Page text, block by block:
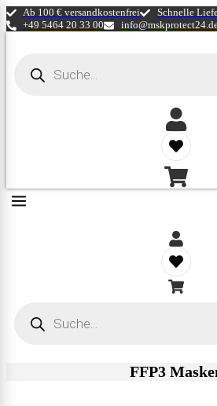
Ab 100 € versandkostenfrei
Schnelle
+49 5464 20 33 00
search
search
FFP3